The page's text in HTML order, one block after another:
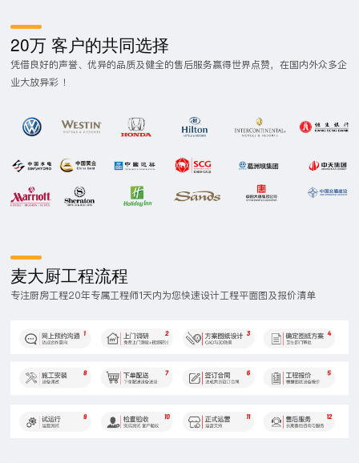
20万 客户的共同选择
凭借良好的声誉、优异的品质及健全的售后服务赢得世界点赞，在国内外众多企
业大放异彩 ！
麦大厨工程流程
专注厨房工程20年专属工程师1天内为您快速设计工程平面图及报价清单